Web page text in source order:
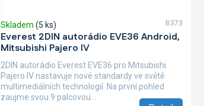
Everest 2DIN autorádio EVE36 Android,
Mitsubishi Pajero IV
Skladem (5 ks)
2DIN autorádio Everest EVE36 pro Mitsubishi
Pajero IV nastavuje nové standardy ve světě
multimediálních technologií. Na první pohled
zaujme svou 9 palcovou...
B373